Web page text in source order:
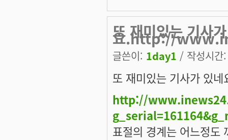
또 재미있는 기사
요.http://
글쓴이: 1day1 / 작성시
또 재미있는 기사가 있네
http://
표절의 경계는 어느정도